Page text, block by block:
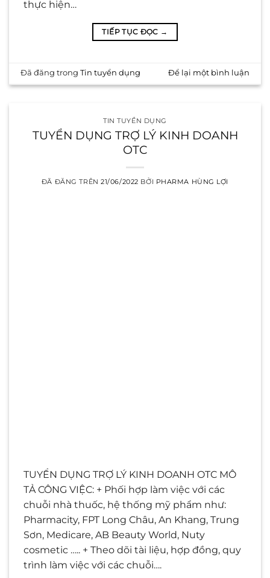
thực hiện…
TIẾP TỤC ĐỌC →
Đã đăng trongTin tuyển dụng Để lại một bình luận
TIN TUYỂN DỤNG
TUYỂN DỤNG TRỢ LÝ KINH DOANH
OTC
ĐÃ ĐĂNG TRÊN21/06/2022 BỞI PHARMA HÙNG LỢI
TUYỂN DỤNG TRỢ LÝ KINH DOANH OTC MÔ
TẢ CÔNG VIỆC: + Phối hợp làm việc với các
chuỗi nhà thuốc, hệ thống mỹ phẩm như:
Pharmacity, FPT Long Châu, An Khang, Trung
Sơn, Medicare, AB Beauty World, Nuty
cosmetic ….. + Theo dõi tài liệu, hợp đồng, quy
trình làm việc với các chuỗi….